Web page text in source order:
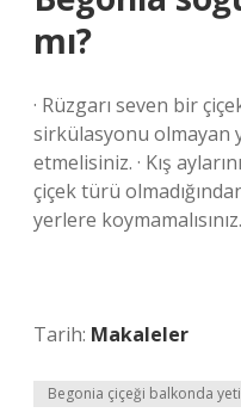
mı?
· Rüzgarı seven bir
sirkülasyonu olmayan
etmelisiniz. · Kış
çiçek türü
yerlere koymamalısınız.
Tarih: Makaleler
Begonia çiçeği balkonda